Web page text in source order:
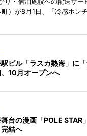
）が8月1日、「冷感ポン
駅ビル「ラスカ熱海」
10月オープンへ
台の漫画「POLE
結へ